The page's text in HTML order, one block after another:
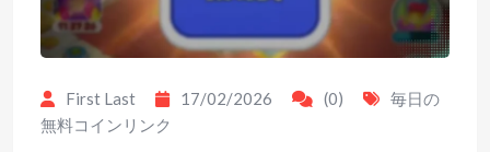
First Last 17/02/2026 (0)
毎日の
無料コインリンク